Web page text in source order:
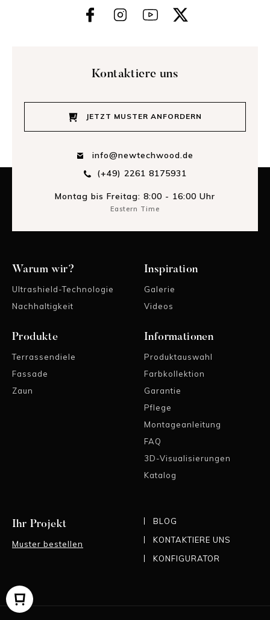
Kontaktiere uns
JETZT MUSTER ANFORDERN
info@newtechwood.de
(+49) 2261 8175931
Montag bis Freitag: 8:00 - 16:00 Uhr
Eastern Time
Warum wir?
Ultrashield-Technologie
Nachhaltigkeit
Inspiration
Galerie
Videos
Produkte
Terrassendiele
Fassade
Zaun
Informationen
Produktauswahl
Farbkollektion
Garantie
Pflege
Montageanleitung
FAQ
3D-Visualisierungen
Katalog
Ihr Projekt
Muster bestellen
BLOG
KONTAKTIERE UNS
KONFIGURATOR